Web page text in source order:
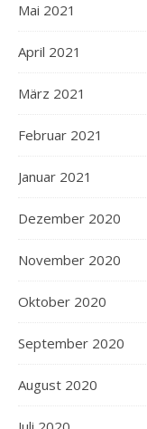
Mai 2021
April 2021
März 2021
Februar 2021
Januar 2021
Dezember 2020
November 2020
Oktober 2020
September 2020
August 2020